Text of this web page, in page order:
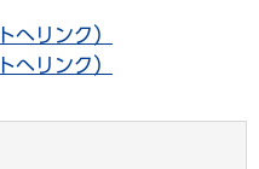
へリンク）
へリンク）